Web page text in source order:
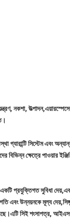
নকশা,
গ্যারান্টি সিস্টেম এবং
ক্ষেত্রে পাওয়ার
প্রযুক্তিগত সুবিধা
উন্নয়নকে মূল্য
করেছে।এটি সিই শংসাপত্র,